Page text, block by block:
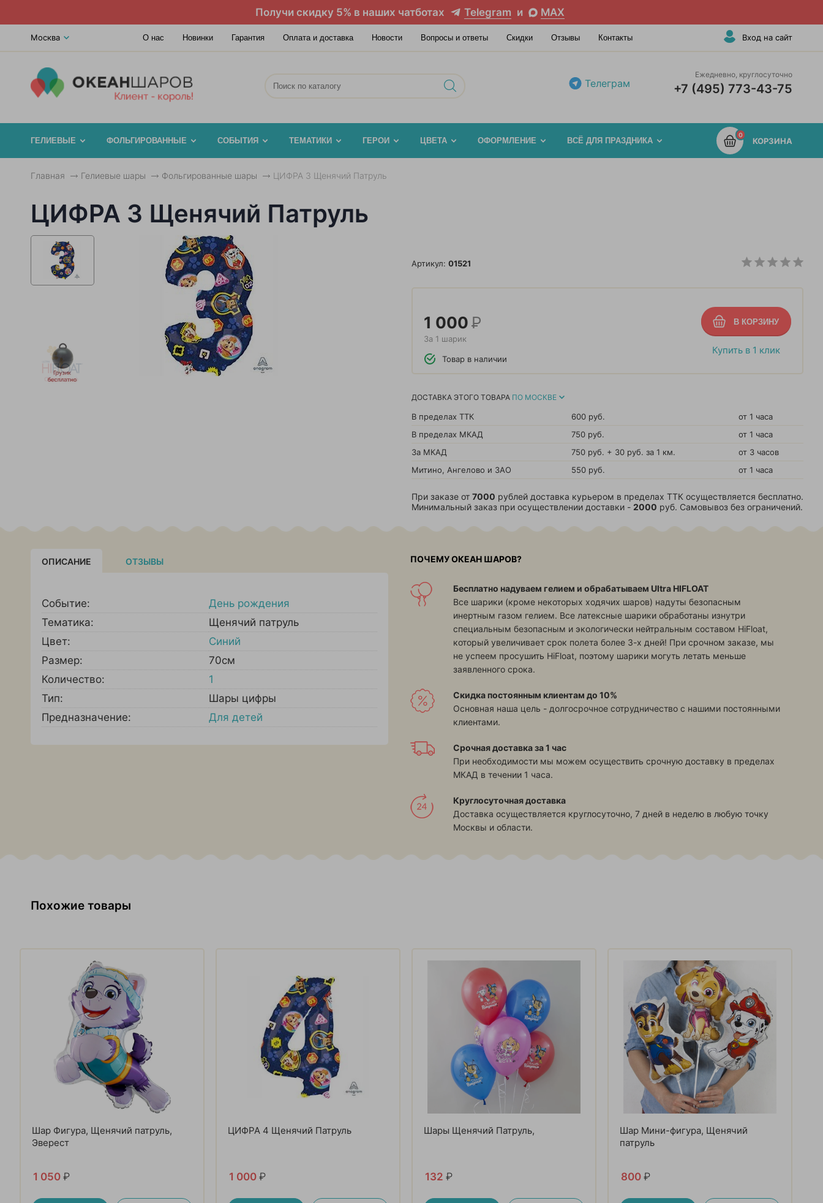
Получи скидку 5% в наших чатботах Telegram и MAX
Москва О нас Новинки Гарантия Оплата и доставка Новости Вопросы и ответы Скидки Отзывы Контакты Вход на сайт
Телеграм
Ежедневно, круглосуточно
+7 (495) 773-43-75
0
КОРЗИНА
ГЕЛИЕВЫЕ ФОЛЬГИРОВАННЫЕ СОБЫТИЯ ТЕМАТИКИ ГЕРОИ ЦВЕТА ОФОРМЛЕНИЕ ВСЁ ДЛЯ ПРАЗДНИКА
Главная Гелиевые шары Фольгированные шары ЦИФРА 3 Щенячий Патруль
ЦИФРА 3 Щенячий Патруль
Артикул: 01521
Купить в 1 клик
1 000Р
За 1 шарик
Товар в наличии
ДОСТАВКА ЭТОГО ТОВАРА ПО МОСКВЕ
В пределах ТТК 600 руб.
от 1 часа
В пределах МКАД
750 руб.
от 1 часа
За МКАД
750 руб. + 30 руб. за 1 км.
от 3 часов
Митино, Ангелово и ЗАО
550 руб. от 1 часа
При заказе от 7000 рублей доставка курьером в пределах ТТК осуществляется бесплатно.
Минимальный заказ при осуществлении доставки - 2000 руб. Самовывоз без ограничений.
ОПИСАНИЕ ОТЗЫВЫ
Событие:
День рождения
Тематика:
Щенячий патруль
Цвет:
Синий
Размер:
70см
Количество:
1
Тип:
Шары цифры
Предназначение:
Для детей
ПОЧЕМУ ОКЕАН ШАРОВ?
Бесплатно надуваем гелием и обрабатываем Ultra HIFLOAT
Все шарики (кроме некоторых ходячих шаров) надуты безопасным
инертным газом гелием. Все латексные шарики обработаны изнутри
специальным безопасным и экологически нейтральным составом HiFloat,
который увеличивает срок полета более 3-х дней! При срочном заказе, мы
не успеем просушить HiFloat, поэтому шарики могуть летать меньше
заявленного срока.
Скидка постоянным клиентам до 10%
Основная наша цель - долгосрочное сотрудничество с нашими постоянными
клиентами.
Срочная доставка за 1 час
При необходимости мы можем осуществить срочную доставку в пределах
МКАД в течении 1 часа.
Круглосуточная доставка
Доставка осуществляется круглосуточно, 7 дней в неделю в любую точку
Москвы и области.
Похожие товары
Шар Фигура, Щенячий патруль,
Эверест
1 050 ₽
ЦИФРА 4 Щенячий Патруль
1 000 ₽
Шары Щенячий Патруль,
132 ₽
Шар Мини-фигура, Щенячий
патруль
800 ₽